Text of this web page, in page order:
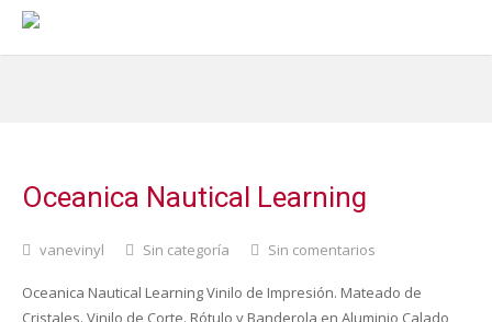
Oceanica Nautical Learning
vanevinyl Sin categoría Sin comentarios
Oceanica Nautical Learning Vinilo de Impresión. Mateado de
Cristales. Vinilo de Corte. Rótulo y Banderola en Aluminio Calado